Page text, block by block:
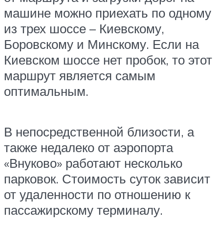
машине можно приехать по одному
из трех шоссе – Киевскому,
Боровскому и Минскому. Если на
Киевском шоссе нет пробок, то этот
маршрут является самым
оптимальным.
В непосредственной близости, а
также недалеко от аэропорта
«Внуково» работают несколько
парковок. Стоимость суток зависит
от удаленности по отношению к
пассажирскому терминалу.